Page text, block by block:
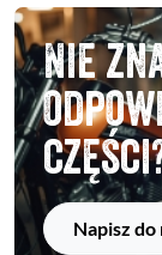
Nie
Napisz do